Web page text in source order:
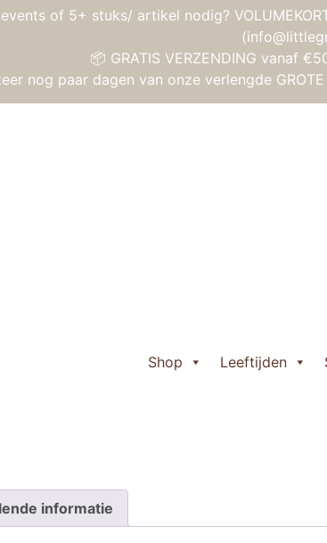
of 5+ stuks/ artikel nodig?
📦 GRATIS VERZENDING vanaf
nog paar dagen van onze verlengde
Shop Leeftijden
informatie